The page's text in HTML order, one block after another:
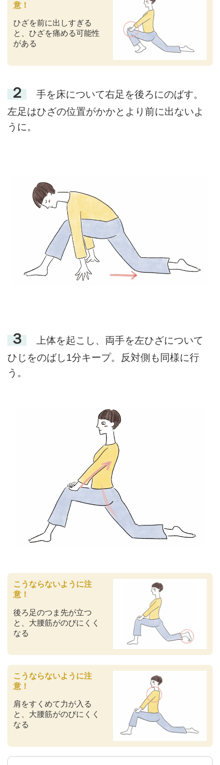
意！
ひざを前に出しすぎる
と、ひざを痛める可能性
がある
２
手を床について右足を後ろにのばす。
左足はひざの位置がかかとより前に出ないよ
うに。
３
上体を起こし、両手を左ひざについて
ひじをのばし1分キープ。反対側も同様に行
う。
こうならないように注
意！
後ろ足のつま先が立つ
と、大腰筋がのびにくく
なる
こうならないように注
意！
肩をすくめて力が入る
と、大腰筋がのびにくく
なる